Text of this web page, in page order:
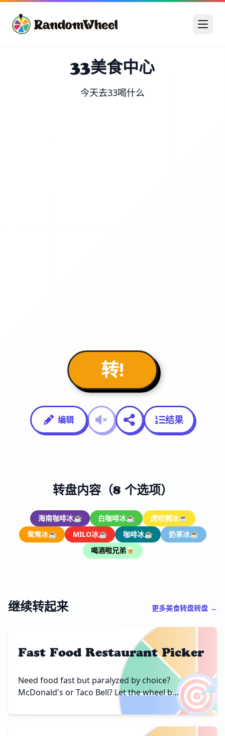
33美食中心
今天去33喝什么
转!
编辑 结果
转盘内容（8 个选项）
海南咖啡冰☕️ 白咖啡冰☕️
虎咬狮冰☕️
鸳鸯冰☕️
MILO冰☕️ 咖啡冰☕️
奶茶冰☕️
喝酒啦兄弟🍺
继续转起来 更多美食转盘转盘 →
🎯
Fast Food Restaurant Picker
Need food fast but paralyzed by choice?
McDonald's or Taco Bell? Let the wheel b...